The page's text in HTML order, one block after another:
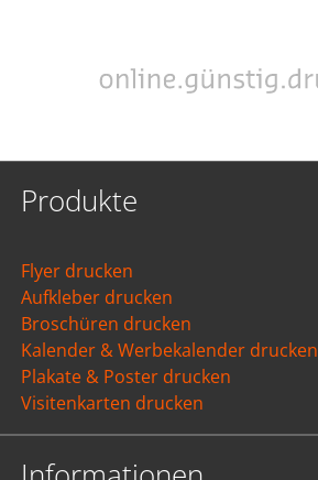
Produkte
Flyer drucken
Aufkleber drucken
Broschüren drucken
Kalender & Werbekalender drucken
Plakate & Poster drucken
Visitenkarten drucken